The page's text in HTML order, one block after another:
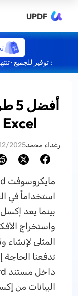
UPDF
: توفير للجميع · تنتهي
Excel إلى Word أثناء التنقل
رغداء محمد2025
استخداماً في
بينما يعد إكسل
المثلى لإنشاء
تدفعنا